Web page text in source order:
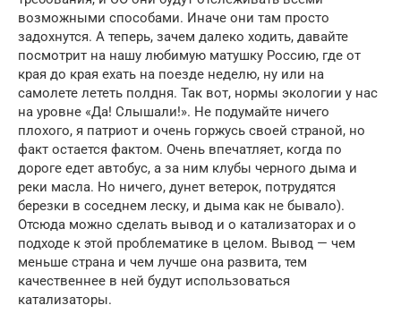
возможными способами. Иначе они там просто
задохнутся. А теперь, зачем далеко ходить, давайте
посмотрит на нашу любимую матушку Россию, где от
края до края ехать на поезде неделю, ну или на
самолете лететь полдня. Так вот, нормы экологии у нас
на уровне «Да! Слышали!». Не подумайте ничего
плохого, я патриот и очень горжусь своей страной, но
факт остается фактом. Очень впечатляет, когда по
дороге едет автобус, а за ним клубы черного дыма и
реки масла. Но ничего, дунет ветерок, потрудятся
березки в соседнем леску, и дыма как не бывало).
Отсюда можно сделать вывод и о катализаторах и о
подходе к этой проблематике в целом. Вывод — чем
меньше страна и чем лучше она развита, тем
качественнее в ней будут использоваться
катализаторы.